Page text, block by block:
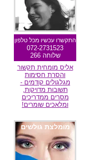
התקשרו עכשיו מכל טלפון
072-2731523
שלוחה 266
אליס מומחית תקשור
והסרת חסימות
מגלגולים קודמים -
תשובות מדויקות,
מסרים ממדריכים
ומלאכים שומרים!
מומלצת גולשים